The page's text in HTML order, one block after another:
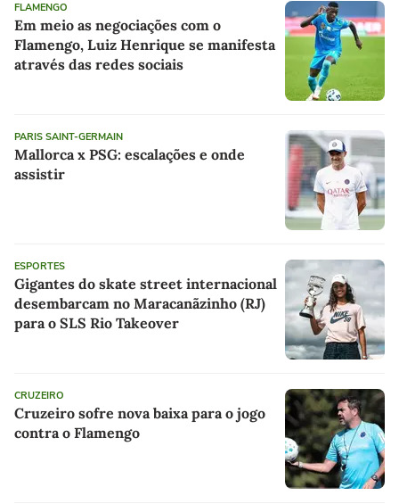
FLAMENGO
Em meio as negociações com o
Flamengo, Luiz Henrique se manifesta
através das redes sociais
PARIS SAINT-GERMAIN
Mallorca x PSG: escalações e onde
assistir
ESPORTES
Gigantes do skate street internacional
desembarcam no Maracanãzinho (RJ)
para o SLS Rio Takeover
CRUZEIRO
Cruzeiro sofre nova baixa para o jogo
contra o Flamengo